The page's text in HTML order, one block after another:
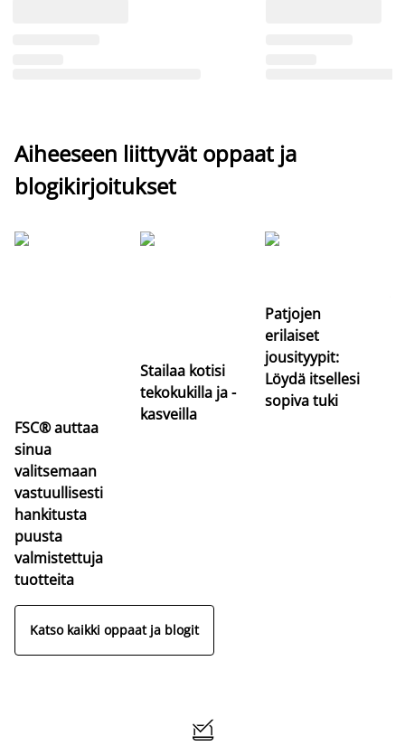
Aiheeseen liittyvät oppaat ja
blogikirjoitukset
FSC® auttaa
sinua
valitsemaan
vastuullisesti
hankitusta
puusta
valmistettuja
tuotteita
Stailaa kotisi
tekokukilla ja -
kasveilla
Patjojen
erilaiset
jousityypit:
Löydä itsellesi
sopiva tuki
Katso kaikki oppaat ja blogit
